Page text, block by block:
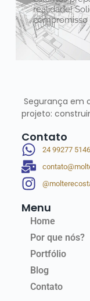
realidade!
compromisso
Segurança em
projeto:
Contato
24 99277 5146
Menu
Home
Por que nós?
Portfólio
Blog
Contato